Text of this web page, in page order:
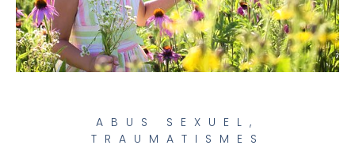
ABUS SEXUEL ,
TRAUMATISMES